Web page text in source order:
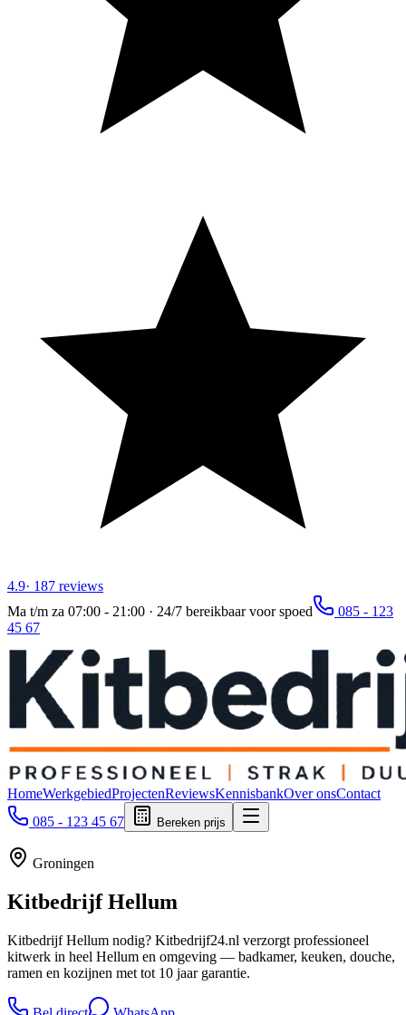
4.9· 187 reviews
Ma t/m za 07:00 - 21:00 · 24/7 bereikbaar voor spoed
085 - 123
45 67
HomeWerkgebiedProjectenReviewsKennisbankOver onsContact
085 - 123 45 67
Bereken prijs
Groningen
KitbedrijfHellum
Kitbedrijf Hellum nodig? Kitbedrijf24.nl verzorgt professioneel
kitwerk in heel Hellum en omgeving — badkamer, keuken, douche,
ramen en kozijnen met tot 10 jaar garantie.